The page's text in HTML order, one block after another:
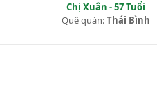
Chị Xuân - 57 Tuổi
Quê quán:Thái Bình